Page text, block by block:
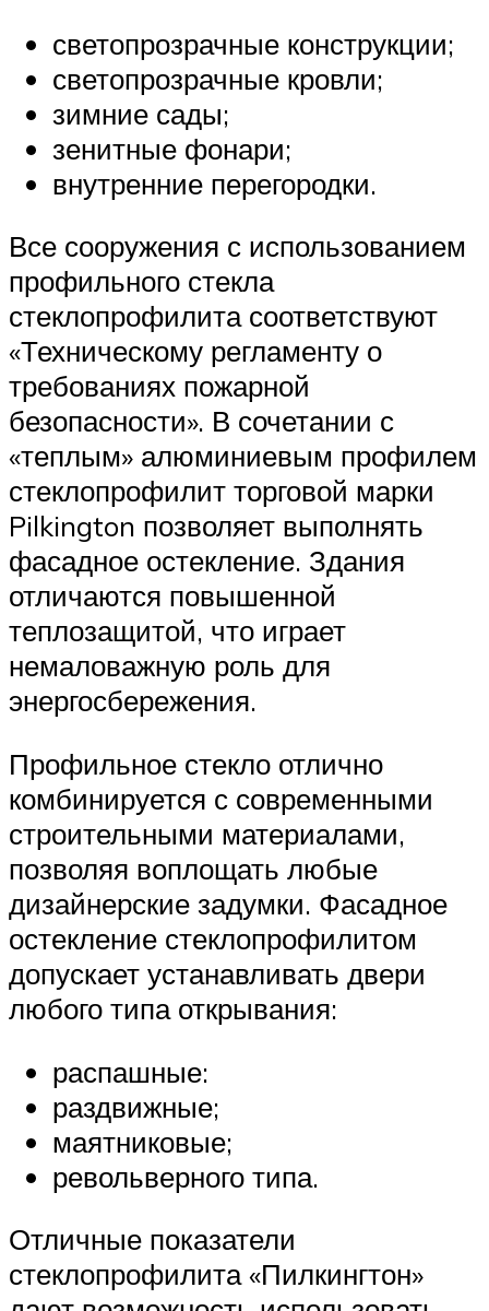
светопрозрачные конструкции;
светопрозрачные кровли;
зимние сады;
зенитные фонари;
внутренние перегородки.
Все сооружения с использованием
профильного стекла
стеклопрофилита соответствуют
«Техническому регламенту о
требованиях пожарной
безопасности». В сочетании с
«теплым» алюминиевым профилем
стеклопрофилит торговой марки
Pilkington позволяет выполнять
фасадное остекление. Здания
отличаются повышенной
теплозащитой, что играет
немаловажную роль для
энергосбережения.
Профильное стекло отлично
комбинируется с современными
строительными материалами,
позволяя воплощать любые
дизайнерские задумки. Фасадное
остекление стеклопрофилитом
допускает устанавливать двери
любого типа открывания:
распашные:
раздвижные;
маятниковые;
револьверного типа.
Отличные показатели
стеклопрофилита «Пилкингтон»